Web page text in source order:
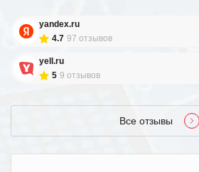
yandex.ru
4.7 97 отзывов
yell.ru
5 9 отзывов
Все отзывы